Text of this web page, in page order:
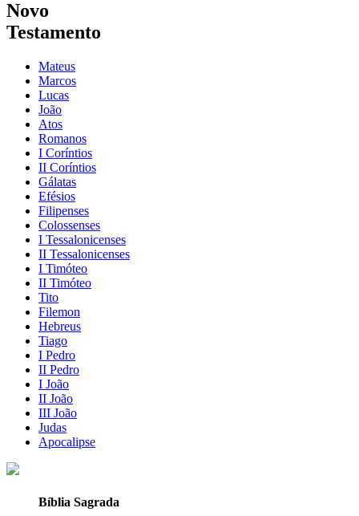
Novo
Testamento
Mateus
Marcos
Lucas
João
Atos
Romanos
I Coríntios
II Coríntios
Gálatas
Efésios
Filipenses
Colossenses
I Tessalonicenses
II Tessalonicenses
I Timóteo
II Timóteo
Tito
Filemon
Hebreus
Tiago
I Pedro
II Pedro
I João
II João
III João
Judas
Apocalipse
Bíblia Sagrada